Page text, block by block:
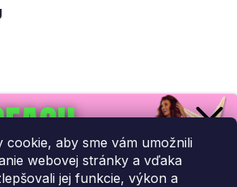
cookie, aby sme vám umožnili
webovej stránky a vďaka
jej funkcie, výkon a